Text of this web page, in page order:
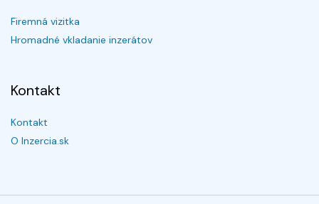
Firemná vizitka
Hromadné vkladanie inzerátov
Kontakt
Kontakt
O Inzercia.sk